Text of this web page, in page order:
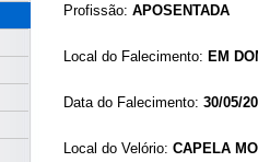
Profissão: APOSENTADA
Local do Falecimento: EM
Data do Falecimento: 30/05/
Local do Velório: CAPELA